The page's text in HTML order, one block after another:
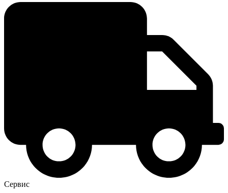
Сервис